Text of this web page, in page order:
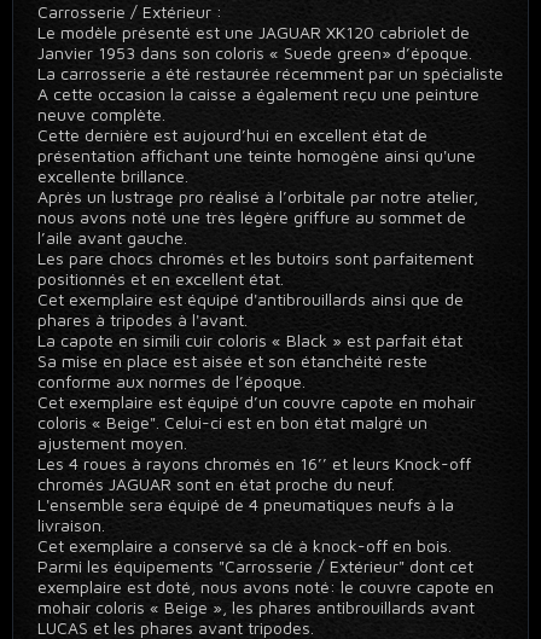
Carrosserie / Extérieur :
Le modèle présenté est une JAGUAR XK120 cabriolet de
Janvier 1953 dans son coloris « Suede green» d’époque.
La carrosserie a été restaurée récemment par un spécialiste
A cette occasion la caisse a également reçu une peinture
neuve complète.
Cette dernière est aujourd’hui en excellent état de
présentation affichant une teinte homogène ainsi qu'une
excellente brillance.
Après un lustrage pro réalisé à l’orbitale par notre atelier,
nous avons noté une très légère griffure au sommet de
l’aile avant gauche.
Les pare chocs chromés et les butoirs sont parfaitement
positionnés et en excellent état.
Cet exemplaire est équipé d'antibrouillards ainsi que de
phares à tripodes à l'avant.
La capote en simili cuir coloris « Black » est parfait état
Sa mise en place est aisée et son étanchéité reste
conforme aux normes de l’époque.
Cet exemplaire est équipé d’un couvre capote en mohair
coloris « Beige". Celui-ci est en bon état malgré un
ajustement moyen.
Les 4 roues à rayons chromés en 16’’ et leurs Knock-off
chromés JAGUAR sont en état proche du neuf.
L'ensemble sera équipé de 4 pneumatiques neufs à la
livraison.
Cet exemplaire a conservé sa clé à knock-off en bois.
Parmi les équipements "Carrosserie / Extérieur" dont cet
exemplaire est doté, nous avons noté: le couvre capote en
mohair coloris « Beige », les phares antibrouillards avant
LUCAS et les phares avant tripodes.